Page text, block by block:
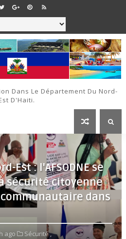
Dans Le Département Du Nord-
D'Haiti.
Est : l'AFSODNE se
sécurité citoyenne
dans
ago
Sécurité ,